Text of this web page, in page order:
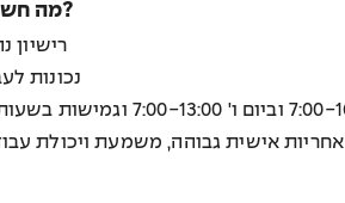
מה חשוב שיהיה לך?
- רישיון
- נכונות
- אחריות אישית גבוהה, משמעת ויכולת